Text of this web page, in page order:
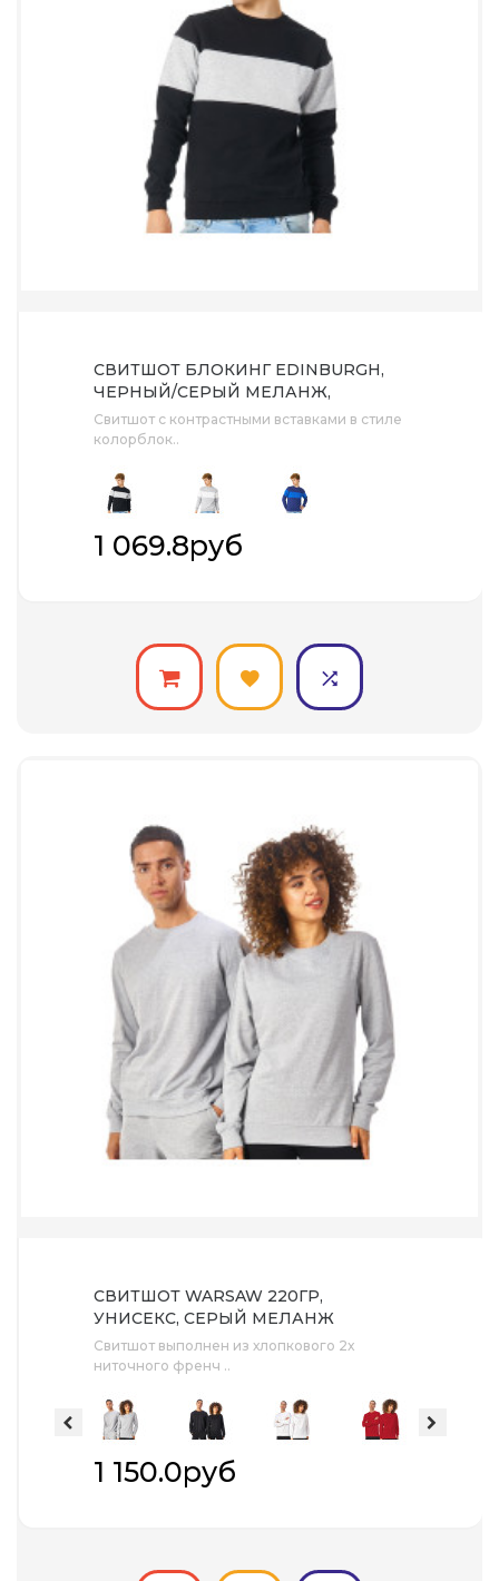
СВИТШОТ БЛОКИНГ EDINBURGH,
ЧЕРНЫЙ/СЕРЫЙ МЕЛАНЖ,
МУЖСКОЙ
Свитшот с контрастными вставками в стиле
колорблок..
1 069.8руб
СВИТШОТ WARSAW 220ГР,
УНИСЕКС, СЕРЫЙ МЕЛАНЖ
Свитшот выполнен из хлопкового 2х
ниточного френч ..
1 150.0руб